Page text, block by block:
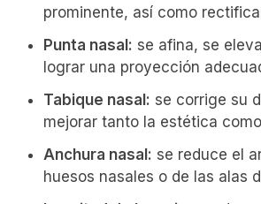
prominente, así como
Punta nasal: se afina, se
lograr una proyección
Tabique nasal: se corrige su
mejorar tanto la estética
Anchura nasal: se reduce el
huesos nasales o de las alas